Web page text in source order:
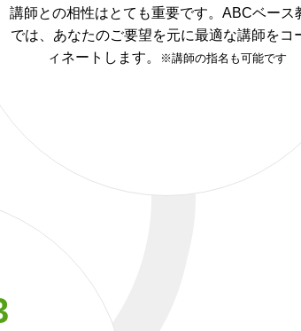
講師との相性はとても重要です。ABCベース
では、あなたのご要望を元に最適な講師をコ
ィネートします。
※講師の指名も可能です